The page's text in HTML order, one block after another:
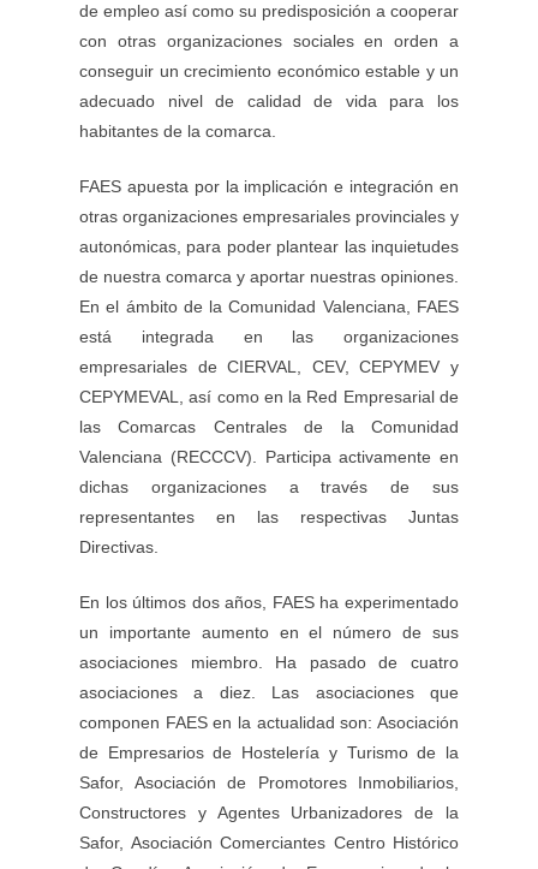
de empleo así como su predisposición a cooperar
con otras organizaciones sociales en orden a
conseguir un crecimiento económico estable y un
adecuado nivel de calidad de vida para los
habitantes de la comarca.
FAES apuesta por la implicación e integración en
otras organizaciones empresariales provinciales y
autonómicas, para poder plantear las inquietudes
de nuestra comarca y aportar nuestras opiniones.
En el ámbito de la Comunidad Valenciana, FAES
está integrada en las organizaciones
empresariales de CIERVAL, CEV, CEPYMEV y
CEPYMEVAL, así como en la Red Empresarial de
las Comarcas Centrales de la Comunidad
Valenciana (RECCCV). Participa activamente en
dichas organizaciones a través de sus
representantes en las respectivas Juntas
Directivas.
En los últimos dos años, FAES ha experimentado
un importante aumento en el número de sus
asociaciones miembro. Ha pasado de cuatro
asociaciones a diez. Las asociaciones que
componen FAES en la actualidad son: Asociación
de Empresarios de Hostelería y Turismo de la
Safor, Asociación de Promotores Inmobiliarios,
Constructores y Agentes Urbanizadores de la
Safor, Asociación Comerciantes Centro Histórico